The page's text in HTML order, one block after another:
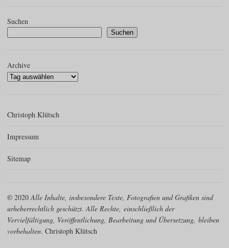
Suchen
Suchen
Archive
Christoph Klütsch
Impressum
Sitemap
© 2020Alle Inhalte, insbesondere Texte, Fotografien und Grafiken sind
urheberrechtlich geschützt. Alle Rechte, einschließlich der
Vervielfältigung, Veröffentlichung, Bearbeitung und Übersetzung, bleiben
vorbehalten. Christoph Klütsch